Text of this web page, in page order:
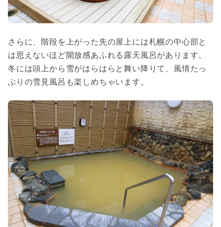
さらに、階段を上がった先の屋上には札幌の中心部と
は思えないほど開放感あふれる露天風呂があります。
冬には頭上から雪がはらはらと舞い降りて、風情たっ
ぷりの雪見風呂も楽しめちゃいます。